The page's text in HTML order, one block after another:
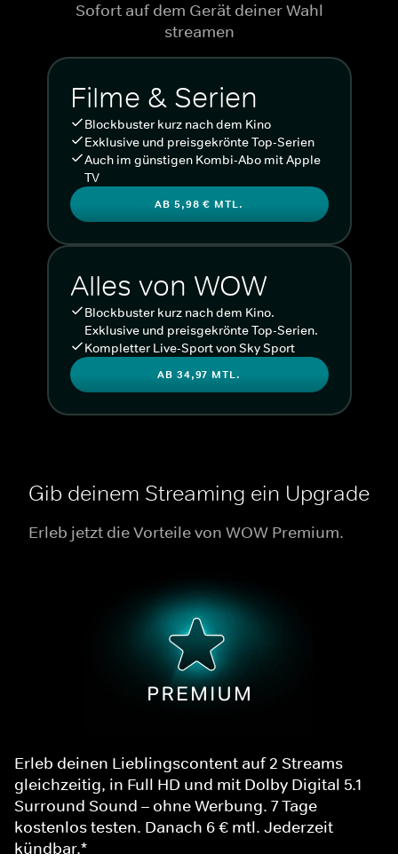
Sofort auf dem Gerät deiner Wahl
streamen
Filme & Serien
Blockbuster kurz nach dem Kino
Exklusive und preisgekrönte Top-Serien
Auch im günstigen Kombi-Abo mit Apple
TV
AB 5,98 € MTL.
Alles von WOW
Blockbuster kurz nach dem Kino.
Exklusive und preisgekrönte Top-Serien.
Kompletter Live-Sport von Sky Sport
AB 34,97 MTL.
Gib deinem Streaming ein Upgrade
Erleb jetzt die Vorteile von WOW Premium.
Erleb deinen Lieblingscontent auf 2 Streams
gleichzeitig, in Full HD und mit Dolby Digital 5.1
Surround Sound – ohne Werbung. 7 Tage
kostenlos testen. Danach 6 € mtl. Jederzeit
kündbar.*